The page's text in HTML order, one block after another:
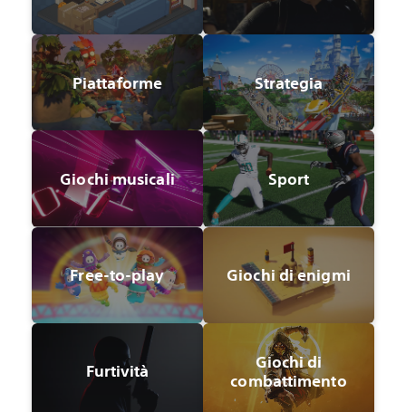
Piattaforme Strategia
Giochi musicali Sport
Free-to-play Giochi di enigmi
Furtività
Giochi di
combattimento